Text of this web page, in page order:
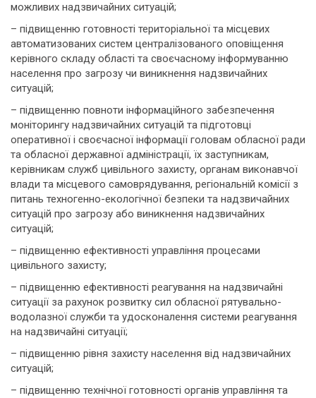
можливих надзвичайних ситуацій;
– підвищенню готовності територіальної та місцевих
автоматизованих систем централізованого оповіщення
керівного складу області та своєчасному інформуванню
населення про загрозу чи виникнення надзвичайних
ситуацій;
– підвищенню повноти інформаційного забезпечення
моніторингу надзвичайних ситуацій та підготовці
оперативної і своєчасної інформації головам обласної ради
та обласної державної адміністрації, їх заступникам,
керівникам служб цивільного захисту, органам виконавчої
влади та місцевого самоврядування, регіональній комісії з
питань техногенно-екологічної безпеки та надзвичайних
ситуацій про загрозу або виникнення надзвичайних
ситуацій;
– підвищенню ефективності управління процесами
цивільного захисту;
– підвищенню ефективності реагування на надзвичайні
ситуації за рахунок розвитку сил обласної рятувально-
водолазної служби та удосконалення системи реагування
на надзвичайні ситуації;
– підвищенню рівня захисту населення від надзвичайних
ситуацій;
– підвищенню технічної готовності органів управління та